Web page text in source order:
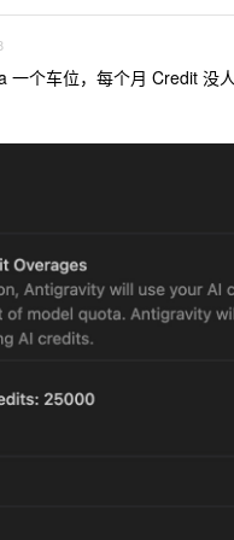
一个车位，每个月 Credit 没